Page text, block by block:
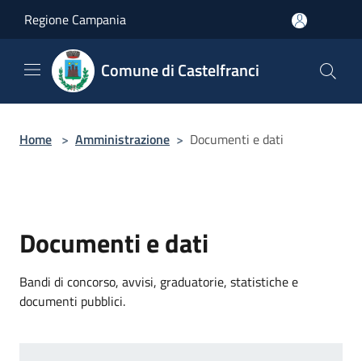
Regione Campania
Comune di Castelfranci
Home > Amministrazione > Documenti e dati
Documenti e dati
Bandi di concorso, avvisi, graduatorie, statistiche e
documenti pubblici.